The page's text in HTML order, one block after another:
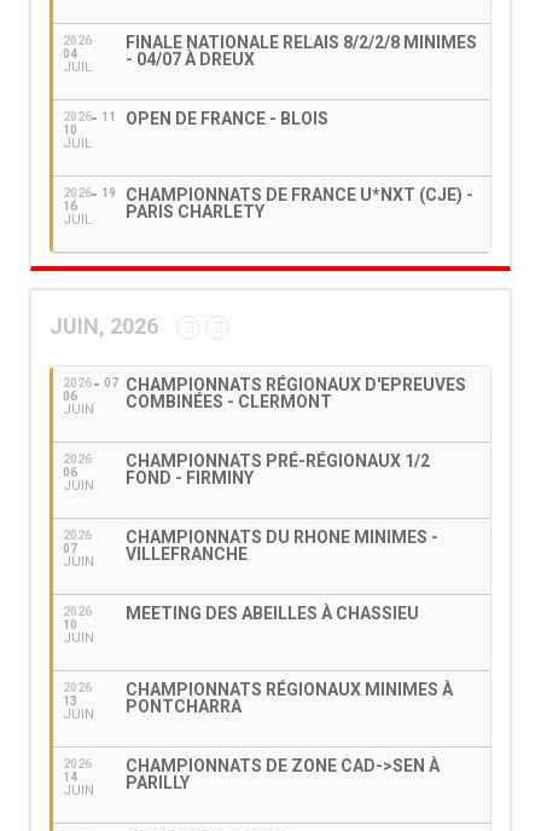
2026
04
JUIL
FINALE NATIONALE RELAIS 8/2/2/8 MINIMES
- 04/07 À DREUX
2026
10
JUIL
11 OPEN DE FRANCE - BLOIS
2026
16
JUIL
19
CHAMPIONNATS DE FRANCE U*NXT (CJE) -
PARIS CHARLETY
JUIN, 2026
2026
06
JUIN
07
CHAMPIONNATS RÉGIONAUX D'EPREUVES
COMBINÉES - CLERMONT
2026
06
JUIN
CHAMPIONNATS PRÉ-RÉGIONAUX 1/2
FOND - FIRMINY
2026
07
JUIN
CHAMPIONNATS DU RHONE MINIMES -
VILLEFRANCHE
2026
10
JUIN
MEETING DES ABEILLES À CHASSIEU
2026
13
JUIN
CHAMPIONNATS RÉGIONAUX MINIMES À
PONTCHARRA
2026
14
JUIN
CHAMPIONNATS DE ZONE CAD->SEN À
PARILLY